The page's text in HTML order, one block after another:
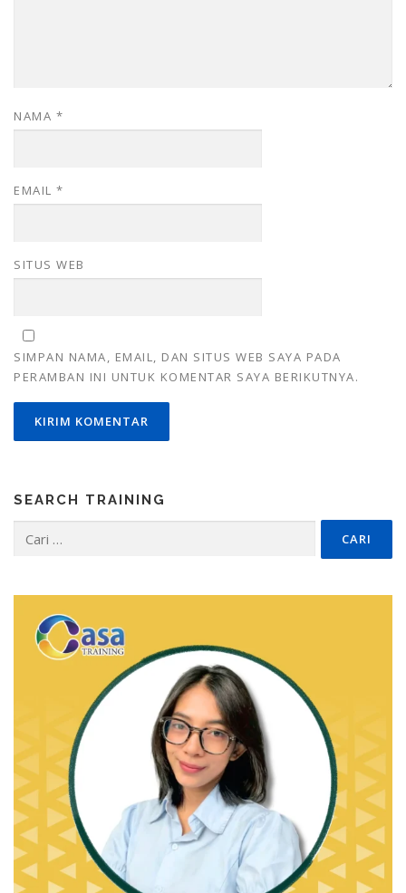
NAMA *
EMAIL *
SITUS WEB
SIMPAN NAMA, EMAIL, DAN SITUS WEB SAYA PADA
PERAMBAN INI UNTUK KOMENTAR SAYA BERIKUTNYA.
SEARCH TRAINING
untuk: